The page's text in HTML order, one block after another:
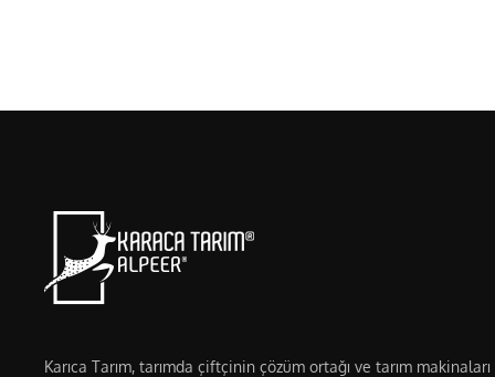
Karıca Tarım, tarımda çiftçinin çözüm ortağı ve tarım makinaları